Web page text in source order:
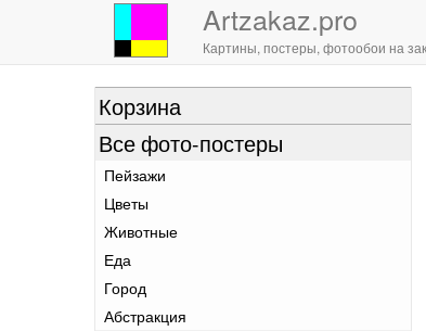
Artzakaz.pro
Картины, постеры, фотообои на
Корзина
Все фото-постеры
Пейзажи
Цветы
Животные
Еда
Город
Абстракция